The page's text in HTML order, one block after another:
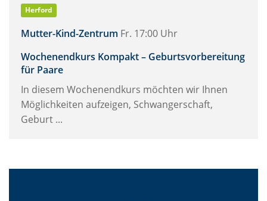
Herford
Mutter-Kind-Zentrum Fr. 17:00 Uhr
Wochenendkurs Kompakt – Geburtsvorbereitung
für Paare
In diesem Wochenendkurs möchten wir Ihnen
Möglichkeiten aufzeigen, Schwangerschaft,
Geburt ...